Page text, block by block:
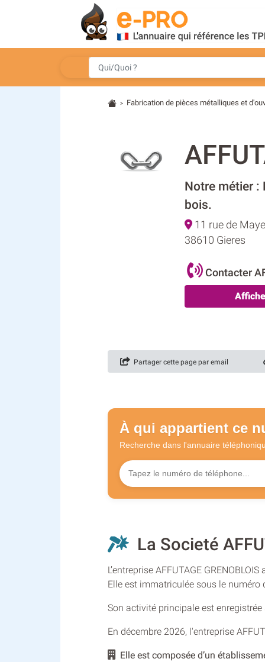
> Fabrication de pièces métalliques et
Notre métier :
bois.
11 rue de
38610 Gieres
Contacter
Partager cette page par email
À qui appartient ce
Recherche dans l'annuaire
La Societé
L’entreprise AFFUTAGE
Elle est immatriculée sous le numéro
Son activité principale est
En décembre 2026, l'entreprise
Elle est composée d’un